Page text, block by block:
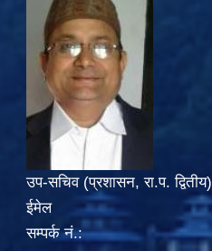
उप-सचिव (प्रशासन, रा.प. द्वितीय)
ईमेल
सम्पर्क नं.: